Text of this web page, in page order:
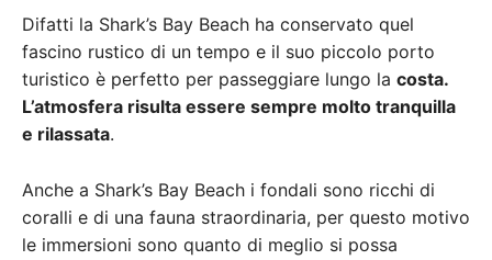
Difatti la Shark’s Bay Beach ha conservato quel
fascino rustico di un tempo e il suo piccolo porto
turistico è perfetto per passeggiare lungo la costa.
L’atmosfera risulta essere sempre molto tranquilla
e rilassata.
Anche a Shark’s Bay Beach i fondali sono ricchi di
coralli e di una fauna straordinaria, per questo motivo
le immersioni sono quanto di meglio si possa